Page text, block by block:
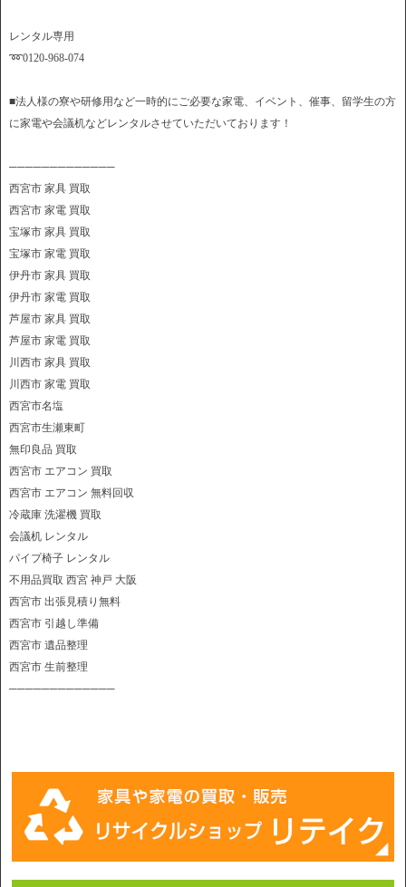
レンタル専用
➿0120-968-074
■法人様の寮や研修用など一時的にご必要な家電、イベント、催事、留学生の方
に家電や会議机などレンタルさせていただいております！
─────────────
西宮市 家具 買取
西宮市 家電 買取
宝塚市 家具 買取
宝塚市 家電 買取
伊丹市 家具 買取
伊丹市 家電 買取
芦屋市 家具 買取
芦屋市 家電 買取
川西市 家具 買取
川西市 家電 買取
西宮市名塩
西宮市生瀬東町
無印良品 買取
西宮市 エアコン 買取
西宮市 エアコン 無料回収
冷蔵庫 洗濯機 買取
会議机 レンタル
パイプ椅子 レンタル
不用品買取 西宮 神戸 大阪
西宮市 出張見積り無料
西宮市 引越し準備
西宮市 遺品整理
西宮市 生前整理
─────────────